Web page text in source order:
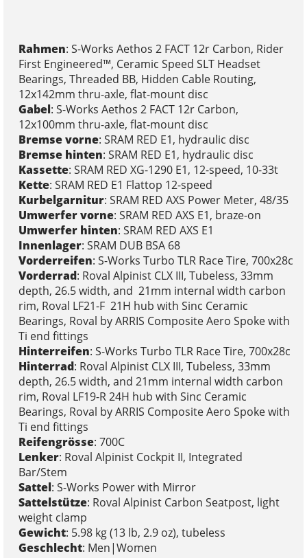
Rahmen: S-Works Aethos 2 FACT 12r Carbon, Rider
First Engineered™, Ceramic Speed SLT Headset
Bearings, Threaded BB, Hidden Cable Routing,
12x142mm thru-axle, flat-mount disc
Gabel: S-Works Aethos 2 FACT 12r Carbon,
12x100mm thru-axle, flat-mount disc
Bremse vorne: SRAM RED E1, hydraulic disc
Bremse hinten: SRAM RED E1, hydraulic disc
Kassette: SRAM RED XG-1290 E1, 12-speed, 10-33t
Kette: SRAM RED E1 Flattop 12-speed
Kurbelgarnitur: SRAM RED AXS Power Meter, 48/35
Umwerfer vorne: SRAM RED AXS E1, braze-on
Umwerfer hinten: SRAM RED AXS E1
Innenlager: SRAM DUB BSA 68
Vorderreifen: S-Works Turbo TLR Race Tire, 700x28c
Vorderrad: Roval Alpinist CLX III, Tubeless, 33mm
depth, 26.5 width, and 21mm internal width carbon
rim, Roval LF21-F 21H hub with Sinc Ceramic
Bearings, Roval by ARRIS Composite Aero Spoke with
Ti end fittings
Hinterreifen: S-Works Turbo TLR Race Tire, 700x28c
Hinterrad: Roval Alpinist CLX III, Tubeless, 33mm
depth, 26.5 width, and 21mm internal width carbon
rim, Roval LF19-R 24H hub with Sinc Ceramic
Bearings, Roval by ARRIS Composite Aero Spoke with
Ti end fittings
Reifengrösse: 700C
Lenker: Roval Alpinist Cockpit II, Integrated
Bar/Stem
Sattel: S-Works Power with Mirror
Sattelstütze: Roval Alpinist Carbon Seatpost, light
weight clamp
Gewicht: 5.98 kg (13 lb, 2.9 oz), tubeless
Geschlecht: Men|Women